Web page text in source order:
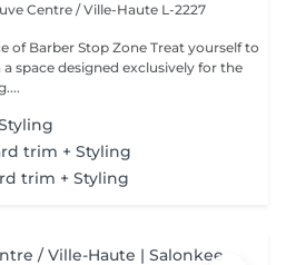
Centre / Ville-Haute L-2227
Stop Zone Treat yourself to
space designed exclusively for the
trim + Styling
trim + Styling